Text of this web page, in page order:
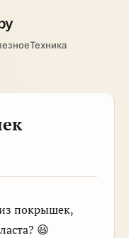
Техника
покрышек,
😃